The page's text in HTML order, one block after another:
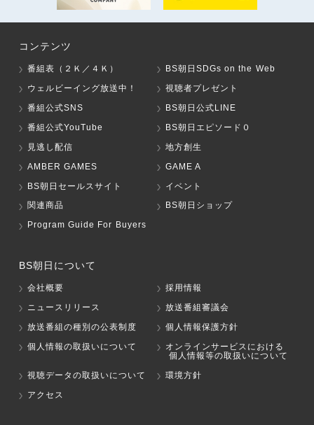
コンテンツ
番組表（２Ｋ／４Ｋ）
BS朝日SDGs on the Web
ウェルビーイング放送中！
視聴者プレゼント
番組公式SNS
BS朝日公式LINE
番組公式YouTube
BS朝日エピソード０
見逃し配信
地方創生
AMBER GAMES
GAME A
BS朝日セールスサイト
イベント
関連商品
BS朝日ショップ
Program Guide For Buyers
BS朝日について
会社概要
採用情報
ニュースリリース
放送番組審議会
放送番組の種別の公表制度
個人情報保護方針
個人情報の取扱いについて
オンラインサービスにおける
個人情報等の取扱いについて
視聴データの取扱いについて
環境方針
アクセス